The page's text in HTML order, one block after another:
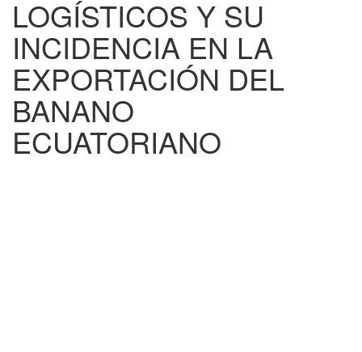
LOGÍSTICOS Y SU
INCIDENCIA EN LA
EXPORTACIÓN DEL
BANANO
ECUATORIANO